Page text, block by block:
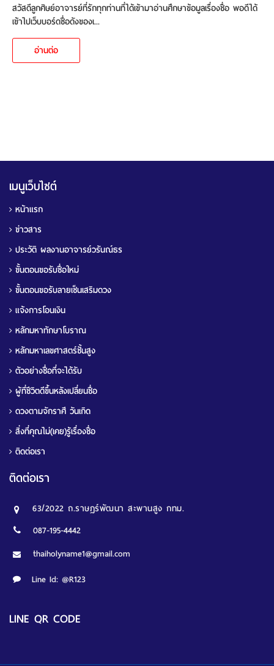
สวัสดีลูกศิษย์อาจารย์ที่รักทุกท่านที่ได้เข้ามาอ่านศึกษาข้อมูลเรื่องชื่อ พอดีได้
เข้าไปเว็บบอร์ดชื่อดังของเ...
อ่านต่อ
เมนูเว็บไซต์
หน้าแรก
ข่าวสาร
ประวัติ ผลงานอาจารย์วรันณ์ธร
ขั้นตอนขอรับชื่อใหม่
ขั้นตอนขอรับลายเซ็นเสริมดวง
แจ้งการโอนเงิน
หลักมหาทักษาโบราณ
หลักมหาเลขศาสตร์ชั้นสูง
ตัวอย่างชื่อที่จะได้รับ
ผู้ที่ชีวิตดีขึ้นหลังเปลี่ยนชื่อ
ดวงตามจักราศี วันเกิด
สิ่งที่คุณไม่(เคย)รู้เรื่องชื่อ
ติดต่อเรา
ติดต่อเรา
63/2022 ถ.ราษฎร์พัฒนา สะพานสูง กทม.
087-195-4442
thaiholyname1@gmail.com
Line Id: @R123
LINE QR CODE